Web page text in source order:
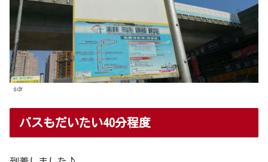
sdr
バスもだいたい40分程度